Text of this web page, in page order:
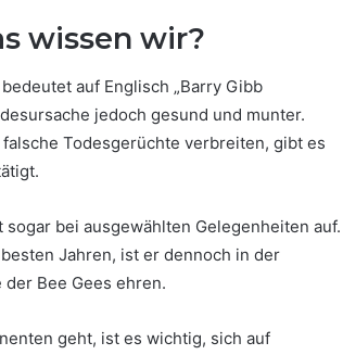
wissen wir?
auf Englisch „Barry Gibb
jedoch gesund und munter.
Todesgerüchte verbreiten, gibt es
bei ausgewählten Gelegenheiten auf.
Jahren, ist er dennoch in der
Bee Gees ehren.
geht, ist es wichtig, sich auf